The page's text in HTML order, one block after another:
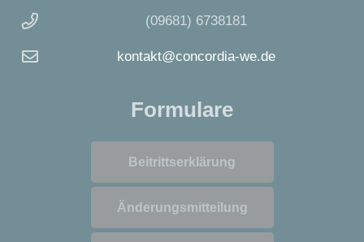
(09681) 6738181
kontakt@concordia-we.de
Formulare
Beitrittserklärung
Änderungsmitteilung